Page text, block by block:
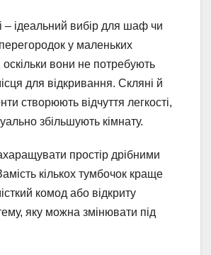
– ідеальний вибір для шаф чи
у маленьких
вони не потребують
для відкривання. Скляні й
створюють відчуття легкості,
збільшують кімнату.
простір дрібними
кількох тумбочок краще
комод або відкриту
яку можна змінювати під